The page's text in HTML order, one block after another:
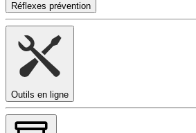
Réflexes prévention
Outils en ligne